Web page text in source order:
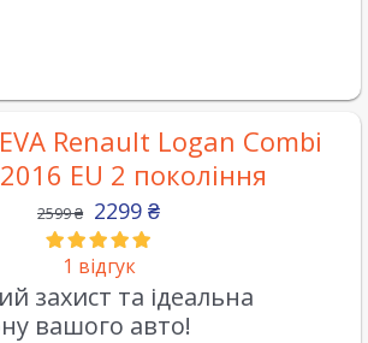
Renault Logan Combi
EU 2 покоління
2599₴ 2299 ₴
1 відгук
захист та ідеальна
вашого авто!